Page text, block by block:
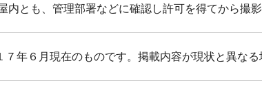
内とも、管理部署などに確認し許可を得てから撮影
年６月現在のものです。掲載内容が現状と異なる